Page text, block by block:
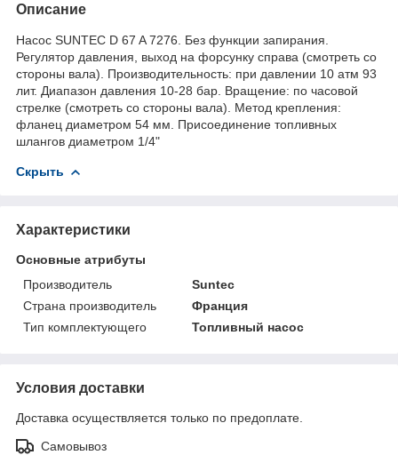
Описание
Насос SUNTEC D 67 A 7276. Без функции запирания.
Регулятор давления, выход на форсунку справа (смотреть со
стороны вала). Производительность: при давлении 10 атм 93
лит. Диапазон давления 10-28 бар. Вращение: по часовой
стрелке (смотреть со стороны вала). Метод крепления:
фланец диаметром 54 мм. Присоединение топливных
шлангов диаметром 1/4"
Скрыть
Характеристики
Основные атрибуты
Производитель
Suntec
Страна производитель
Франция
Тип комплектующего
Топливный насос
Условия доставки
Доставка осуществляется только по предоплате.
Самовывоз